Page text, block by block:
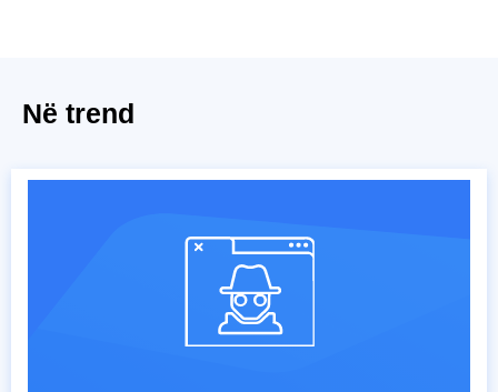
Në trend